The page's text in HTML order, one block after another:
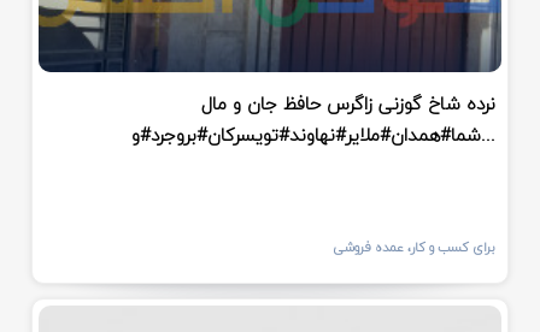
نرده شاخ گوزنی زاگرس حافظ جان و مال
شما#همدان#ملایر#نهاوند#تویسرکان#بروجرد#و...
برای کسب و کار، عمده فروشی